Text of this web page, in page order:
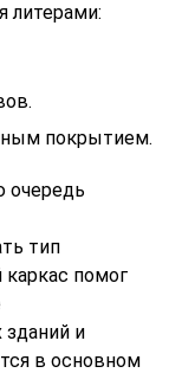
литерами:
покрытием.
очередь
тип
помог
и
в основном